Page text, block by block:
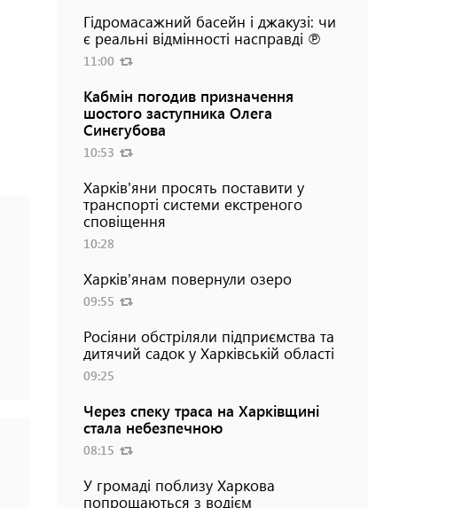
Гідромасажний басейн і джакузі: чи
є реальні відмінності насправді ℗
11:00
Кабмін погодив призначення
шостого заступника Олега
Синєгубова
10:53
Харків'яни просять поставити у
транспорті системи екстреного
сповіщення
10:28
Харків'янам повернули озеро
09:55
Росіяни обстріляли підприємства та
дитячий садок у Харківській області
09:25
Через спеку траса на Харківщині
стала небезпечною
08:15
У громаді поблизу Харкова
попрощаються з водієм